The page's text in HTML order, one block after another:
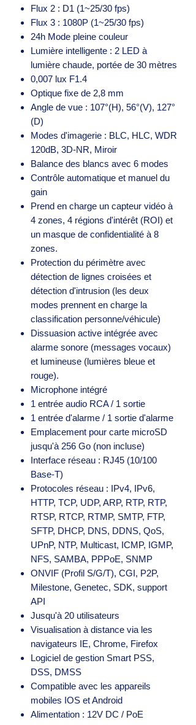
Flux 2 : D1 (1~25/30 fps)
Flux 3 : 1080P (1~25/30 fps)
24h Mode pleine couleur
Lumière intelligente : 2 LED à
lumière chaude, portée de 30 mètres
0,007 lux F1.4
Optique fixe de 2,8 mm
Angle de vue : 107°(H), 56°(V), 127°
(D)
Modes d'imagerie : BLC, HLC, WDR
120dB, 3D-NR, Miroir
Balance des blancs avec 6 modes
Contrôle automatique et manuel du
gain
Prend en charge un capteur vidéo à
4 zones, 4 régions d'intérêt (ROI) et
un masque de confidentialité à 8
zones.
Protection du périmètre avec
détection de lignes croisées et
détection d'intrusion (les deux
modes prennent en charge la
classification personne/véhicule)
Dissuasion active intégrée avec
alarme sonore (messages vocaux)
et lumineuse (lumières bleue et
rouge).
Microphone intégré
1 entrée audio RCA / 1 sortie
1 entrée d'alarme / 1 sortie d'alarme
Emplacement pour carte microSD
jusqu'à 256 Go (non incluse)
Interface réseau : RJ45 (10/100
Base-T)
Protocoles réseau : IPv4, IPv6,
HTTP, TCP, UDP, ARP, RTP, RTP,
RTSP, RTCP, RTMP, SMTP, FTP,
SFTP, DHCP, DNS, DDNS, QoS,
UPnP, NTP, Multicast, ICMP, IGMP,
NFS, SAMBA, PPPoE, SNMP
ONVIF (Profil S/G/T), CGI, P2P,
Milestone, Genetec, SDK, support
API
Jusqu'à 20 utilisateurs
Visualisation à distance via les
navigateurs IE, Chrome, Firefox
Logiciel de gestion Smart PSS,
DSS, DMSS
Compatible avec les appareils
mobiles IOS et Android
Alimentation : 12V DC / PoE